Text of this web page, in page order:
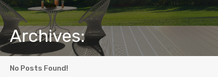
Archives:
No Posts Found!